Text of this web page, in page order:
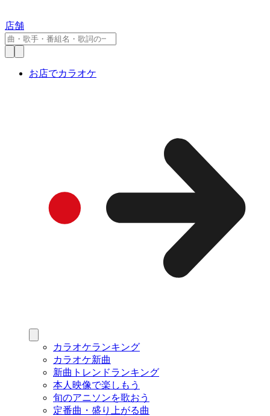
店舗
お店でカラオケ
カラオケランキング
カラオケ新曲
新曲トレンドランキング
本人映像で楽しもう
旬のアニソンを歌おう
定番曲・盛り上がる曲